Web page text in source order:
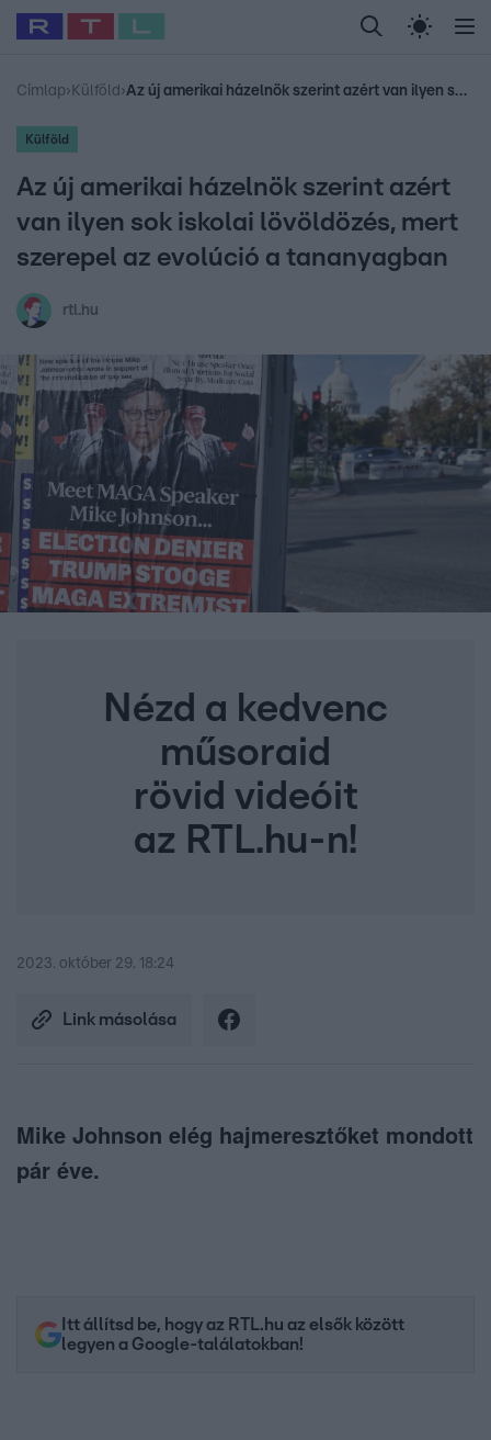
Legfrissebb RTL Híradó Randi Celeb vagyok,
Babits Marcella Most Wanted Gallusz
Címlap› Külföld › Az új amerikai házelnök szerint azért van ilyen sok iskolai lövöldözés, mert szerepel az evolúció a tananyagban
Külföld
Az új amerikai házelnök szerint azért
van ilyen sok iskolai lövöldözés, mert
szerepel az evolúció a tananyagban
rtl.hu
Nézd a kedvenc
műsoraid
rövid videóit
az RTL.hu-n!
2023. október 29. 18:24
Link másolása
Mike Johnson elég hajmeresztőket mondott
pár éve.
Itt állítsd be, hogy az RTL.hu az elsők között
legyen a Google-találatokban!